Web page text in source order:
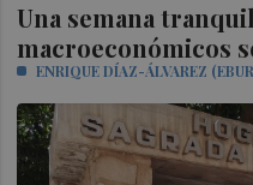
Una semana
macroeconómicos
ENRIQUE DÍAZ-ÁLVAREZ